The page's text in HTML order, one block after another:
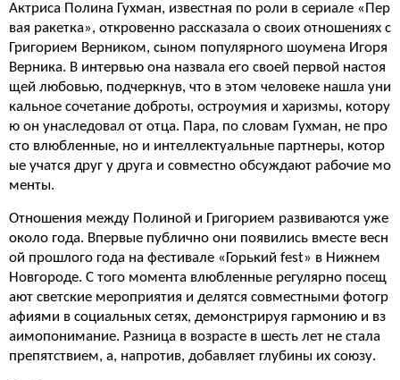
Актриса Полина Гухман, известная по роли в сериале «Пер
вая ракетка», откровенно рассказала о своих отношениях с
Григорием Верником, сыном популярного шоумена Игоря
Верника. В интервью она назвала его своей первой настоя
щей любовью, подчеркнув, что в этом человеке нашла уни
кальное сочетание доброты, остроумия и харизмы, котору
ю он унаследовал от отца. Пара, по словам Гухман, не про
сто влюбленные, но и интеллектуальные партнеры, котор
ые учатся друг у друга и совместно обсуждают рабочие мо
менты.
Отношения между Полиной и Григорием развиваются уже
около года. Впервые публично они появились вместе весн
ой прошлого года на фестивале «Горький fest» в Нижнем
Новгороде. С того момента влюбленные регулярно посещ
ают светские мероприятия и делятся совместными фотогр
афиями в социальных сетях, демонстрируя гармонию и вз
аимопонимание. Разница в возрасте в шесть лет не стала
препятствием, а, напротив, добавляет глубины их союзу.